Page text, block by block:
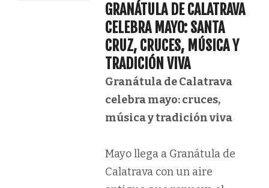
GRANÁTULA DE CALATRAVA
CELEBRA MAYO: SANTA
CRUZ, CRUCES, MÚSICA Y
TRADICIÓN VIVA
Granátula de Calatrava
celebra mayo: cruces,
música y tradición viva
Mayo llega a Granátula de
Calatrava con un aire